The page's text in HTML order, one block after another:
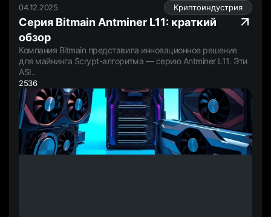
04.12.2025 Криптоиндустрия
Серия Bitmain Antminer L11: краткий
обзор
Компания Bitmain представила инновационное решение
для майнинга Scrypt-алгоритма — серию Antminer L11. Эти
ASI..
2536